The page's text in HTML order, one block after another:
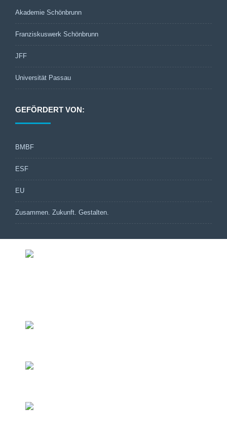
Akademie Schönbrunn
Franziskuswerk Schönbrunn
JFF
Universität Passau
GEFÖRDERT VON:
BMBF
ESF
EU
Zusammen. Zukunft. Gestalten.